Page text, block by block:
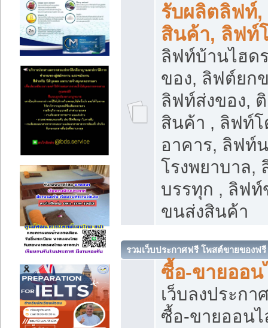
รับผลิตลิฟท์
สินค้า, ลิฟท์
ลิฟท์บ้านไฮด
ของ, ลิฟต์ยก
ลิฟท์ส่งของ,
สินค้า , ลิฟท์
อาคาร, ลิฟท์
โรงพยาบาล,
บรรทุก , ลิฟ
ขนส่งสินค้า
รวมเว็บประกาศฟรี โพสต์ขายของฟรี
ซื้อ-ขายออน
เว็บลงประก
ซื้อ-ขายออน